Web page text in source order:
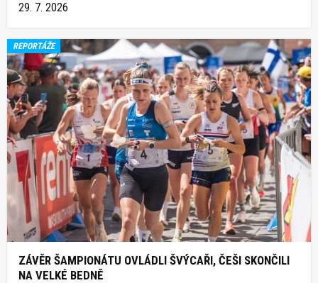
29. 7. 2026
REPORTÁŽE
ZÁVĚR ŠAMPIONÁTU OVLÁDLI ŠVÝCAŘI, ČEŠI SKONČILI
NA VELKÉ BEDNĚ